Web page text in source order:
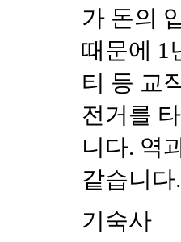
가 돈의
때문에 1
티 등 교
전거를
니다. 역
같습니다.
기숙사